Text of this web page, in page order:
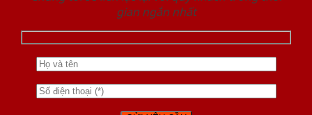
gian ngắn nhất